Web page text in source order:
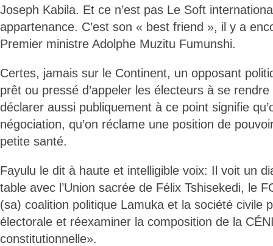
Joseph Kabila. Et ce n’est pas Le Soft
appartenance. C’est son « best friend », il y a
Premier ministre Adolphe Muzitu Fumunshi.
Certes, jamais sur le Continent, un opposant
prêt ou pressé d’appeler les électeurs à se
déclarer aussi publiquement à ce point signifie
négociation, qu’on réclame une position de
petite santé.
Fayulu le dit à haute et intelligible voix: Il voit un
table avec l’Union sacrée de Félix Tshisekedi, le
(sa) coalition politique Lamuka et la société civile
électorale et réexaminer la composition de la
constitutionnelle».